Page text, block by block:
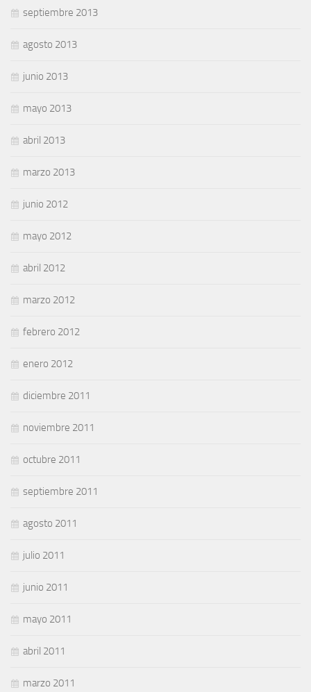
septiembre 2013
agosto 2013
junio 2013
mayo 2013
abril 2013
marzo 2013
junio 2012
mayo 2012
abril 2012
marzo 2012
febrero 2012
enero 2012
diciembre 2011
noviembre 2011
octubre 2011
septiembre 2011
agosto 2011
julio 2011
junio 2011
mayo 2011
abril 2011
marzo 2011